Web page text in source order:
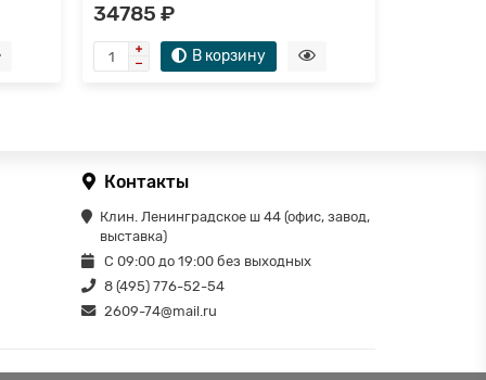
34785 ₽
В корзину
Контакты
Клин. Ленинградское ш 44 (офис, завод,
выставка)
С 09:00 до 19:00 без выходных
8 (495) 776-52-54
2609-74@mail.ru